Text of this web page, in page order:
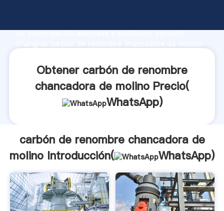
de investigación avanzada y excelente servicio,
clientes.Obtener carbón de renombre
chancadora de molino Precio(
WhatsApp)
carbón de renombre chancadora de
molino Introducción(
WhatsApp)